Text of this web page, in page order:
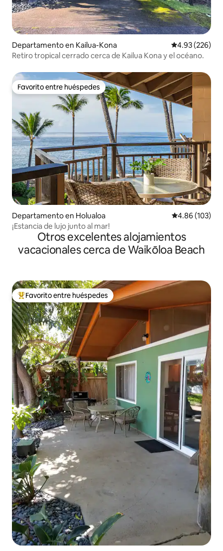
Departamento en Kailua-Kona Calificación
4.93 (226)
Retiro tropical cerrado cerca de Kailua Kona y el océano.
Favorito entre huéspedes
Favorito entre huéspedes
Departamento en Holualoa Calificación
4.86 (103)
¡Estancia de lujo junto al mar!
Otros excelentes alojamientos
vacacionales cerca de Waikōloa Beach
De los mejores en Favorito entre huéspedes
Favorito entre huéspedes